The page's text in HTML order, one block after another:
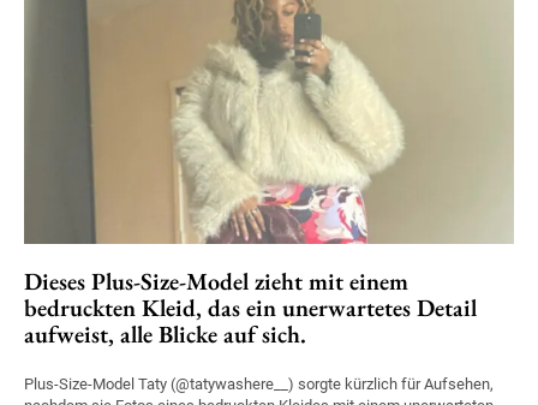
Dieses Plus-Size-Model zieht mit einem
bedruckten Kleid, das ein unerwartetes Detail
aufweist, alle Blicke auf sich.
Plus-Size-Model Taty (@tatywashere__) sorgte kürzlich für Aufsehen,